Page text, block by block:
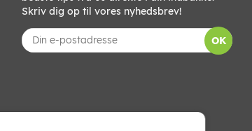
Skriv dig op til vores nyhedsbrev!
OK